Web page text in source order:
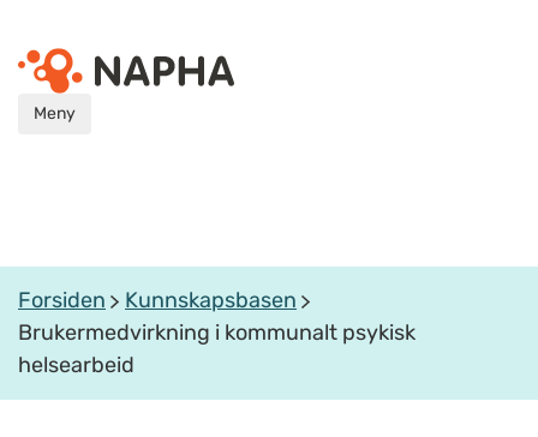
Meny
Forsiden
Kunnskapsbasen
Brukermedvirkning i kommunalt psykisk
helsearbeid